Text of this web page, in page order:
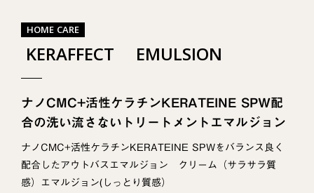
HOME CARE
KERAFFECT EMULSION
ナノCMC+活性ケラチンKERATEINE SPW配
合の洗い流さないトリートメントエマルジョン
ナノCMC+活性ケラチンKERATEINE SPWをバランス良く
配合したアウトバスエマルジョン クリーム（サラサラ質
感）エマルジョン(しっとり質感）